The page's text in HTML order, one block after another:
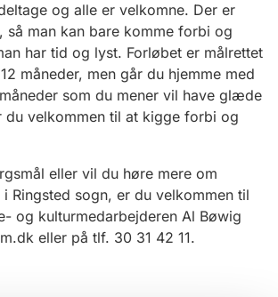
og alle er velkomne. Der er
så man kan bare komme forbi og
har tid og lyst. Forløbet er målrettet
måneder, men går du hjemme med
som du mener vil have glæde
du velkommen til at kigge forbi og
eller vil du høre mere om
i Ringsted sogn, er du velkommen til
og kulturmedarbejderen Al Bøwig
eller på tlf. 30 31 42 11.